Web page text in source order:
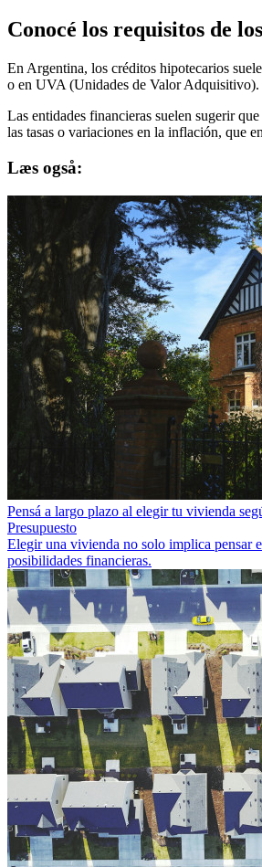
Conocé los requisitos de
En Argentina, los créditos hipotecarios
o en UVA (Unidades de Valor Adquisitivo).
Las entidades financieras suelen sugerir
las tasas o variaciones en la inflación, que
Læs også:
Pensá a largo plazo al elegir tu vivienda
Presupuesto
Elegir una vivienda no solo implica pensar
posibilidades financieras.